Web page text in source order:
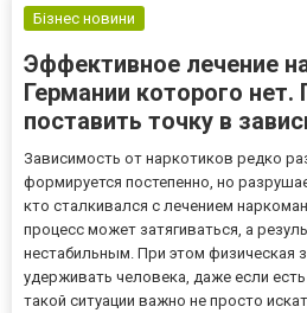
Бізнес новини
Эффективное лечение
Германии которого
поставить точку в
Зависимость от наркотиков редко
формируется постепенно, но
кто сталкивался с лечением
процесс может затягиваться, а
нестабильным. При этом физическая
удерживать человека, даже если
такой ситуации важно не просто